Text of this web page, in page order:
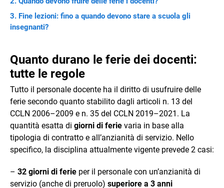
Fine lezioni: fino a quando devono stare a scuola gli
insegnanti?
Quanto durano le ferie dei docenti:
tutte le regole
Tutto il personale docente ha il diritto di usufruire delle
ferie secondo quanto stabilito dagli articoli n. 13 del
CCLN 2006–2009 e n. 35 del CCLN 2019–2021. La
quantità esatta di giorni di ferie varia in base alla
tipologia di contratto e all’anzianità di servizio. Nello
specifico, la disciplina attualmente vigente prevede 2 casi:
– 32 giorni di ferie per il personale con un’anzianità di
servizio (anche di preruolo) superiore a 3 anni